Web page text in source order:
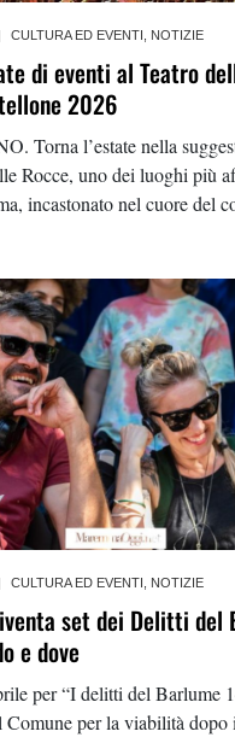
CULTURA ED EVENTI NOTIZIE
di eventi al Teatro
2026
Torna l’estate nella
Rocce, uno dei luoghi più
incastonato nel cuore del
CULTURA ED EVENTI NOTIZIE
set dei Delitti del
e dove
per “I delitti del Barlume
Comune per la viabilità dopo